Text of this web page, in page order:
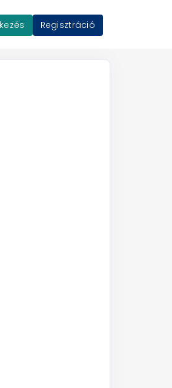
Regisztráció